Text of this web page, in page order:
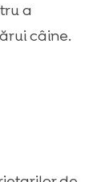
a
câine.